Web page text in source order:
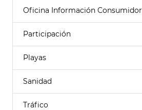
Oficina Información Consumidor
Participación
Playas
Sanidad
Tráfico